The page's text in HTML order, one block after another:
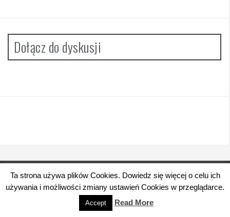
Dołącz do dyskusji
Dumnie wspierane przez WordPressa |
Szablon:
FlyMagby Themeisle.
Ta strona używa plików Cookies. Dowiedz się więcej o celu ich
używania i możliwości zmiany ustawień Cookies w przeglądarce.
Accept Read More